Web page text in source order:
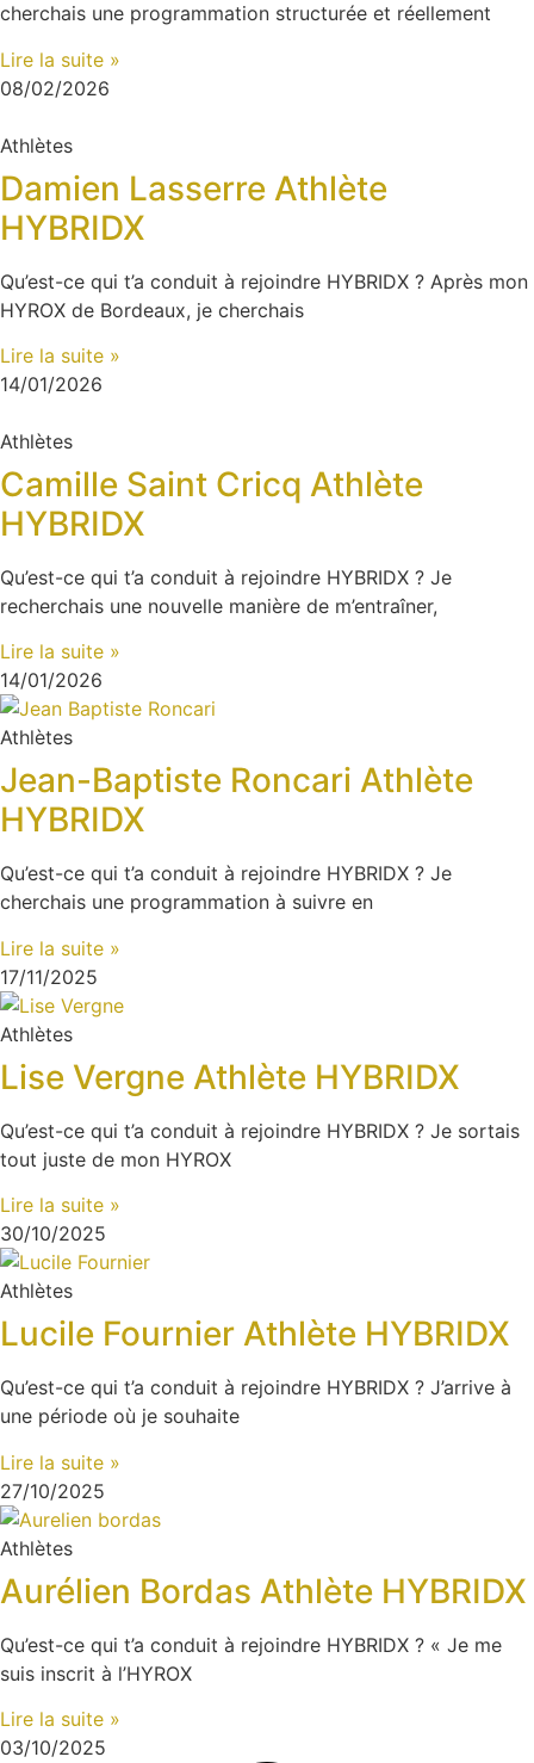
cherchais une programmation structurée et réellement
Lire la suite »
08/02/2026
Athlètes
Damien Lasserre Athlète
HYBRIDX
Qu’est-ce qui t’a conduit à rejoindre HYBRIDX ? Après mon
HYROX de Bordeaux, je cherchais
Lire la suite »
14/01/2026
Athlètes
Camille Saint Cricq Athlète
HYBRIDX
Qu’est-ce qui t’a conduit à rejoindre HYBRIDX ? Je
recherchais une nouvelle manière de m’entraîner,
Lire la suite »
14/01/2026
Athlètes
Jean-Baptiste Roncari Athlète
HYBRIDX
Qu’est-ce qui t’a conduit à rejoindre HYBRIDX ? Je
cherchais une programmation à suivre en
Lire la suite »
17/11/2025
Athlètes
Lise Vergne Athlète HYBRIDX
Qu’est-ce qui t’a conduit à rejoindre HYBRIDX ? Je sortais
tout juste de mon HYROX
Lire la suite »
30/10/2025
Athlètes
Lucile Fournier Athlète HYBRIDX
Qu’est-ce qui t’a conduit à rejoindre HYBRIDX ? J’arrive à
une période où je souhaite
Lire la suite »
27/10/2025
Athlètes
Aurélien Bordas Athlète HYBRIDX
Qu’est-ce qui t’a conduit à rejoindre HYBRIDX ? « Je me
suis inscrit à l’HYROX
Lire la suite »
03/10/2025